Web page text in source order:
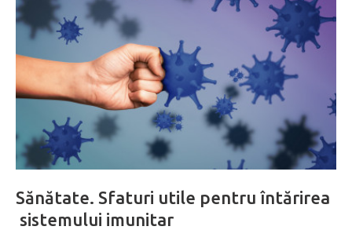
Sănătate. Sfaturi utile pentru întărirea
sistemului imunitar